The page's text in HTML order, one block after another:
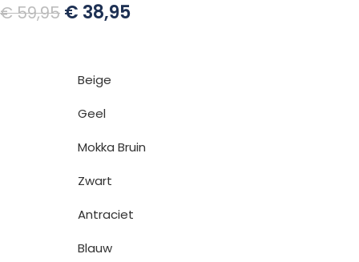
€59,95 € 38,95
Beige
Geel
Mokka Bruin
Zwart
Antraciet
Blauw